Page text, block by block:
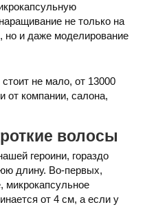
не только на
но и даже моделирование
не мало, от 13000
от компании, салона,
волосы
героини, гораздо
длину. Во-первых,
микрокапсульное
от 4 см, а если у